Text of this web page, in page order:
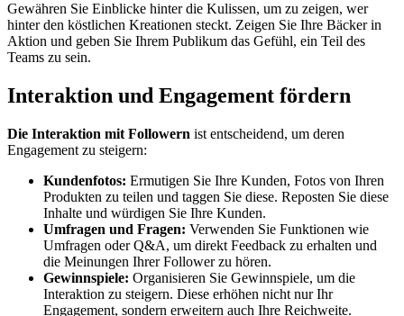
Gewähren Sie Einblicke hinter die Kulissen, um zu zeigen, wer
hinter den köstlichen Kreationen steckt. Zeigen Sie Ihre Bäcker in
Aktion und geben Sie Ihrem Publikum das Gefühl, ein Teil des
Teams zu sein.
Interaktion und Engagement fördern
Die Interaktion mit Followern ist entscheidend, um deren
Engagement zu steigern:
Kundenfotos: Ermutigen Sie Ihre Kunden, Fotos von Ihren
Produkten zu teilen und taggen Sie diese. Reposten Sie diese
Inhalte und würdigen Sie Ihre Kunden.
Umfragen und Fragen: Verwenden Sie Funktionen wie
Umfragen oder Q&A, um direkt Feedback zu erhalten und
die Meinungen Ihrer Follower zu hören.
Gewinnspiele: Organisieren Sie Gewinnspiele, um die
Interaktion zu steigern. Diese erhöhen nicht nur Ihr
Engagement, sondern erweitern auch Ihre Reichweite.